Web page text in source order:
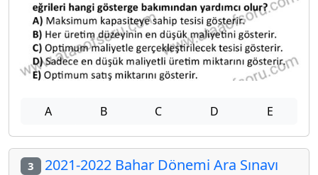
A B C D E
3 2021-2022 Bahar Dönemi Ara Sınavı